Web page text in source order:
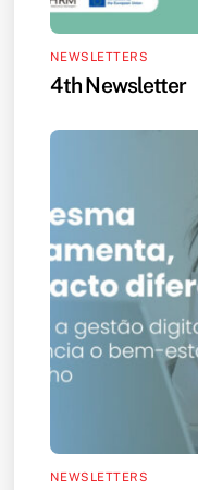
NEWSLETTERS
4th Newsletter
NEWSLETTERS